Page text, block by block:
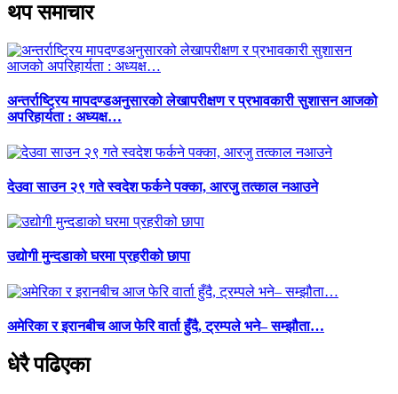
थप समाचार
अन्तर्राष्ट्रिय मापदण्डअनुसारको लेखापरीक्षण र प्रभावकारी सुशासन आजको
अपरिहार्यता : अध्यक्ष…
देउवा साउन २९ गते स्वदेश फर्कने पक्का, आरजु तत्काल नआउने
उद्योगी मुन्दडाको घरमा प्रहरीको छापा
अमेरिका र इरानबीच आज फेरि वार्ता हुँदै, ट्रम्पले भने– सम्झौता…
धेरै पढिएका